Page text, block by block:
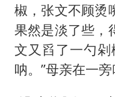
椒，张文不顾烫
果然是淡了些，
文又舀了一勺
呐。”母亲在一旁